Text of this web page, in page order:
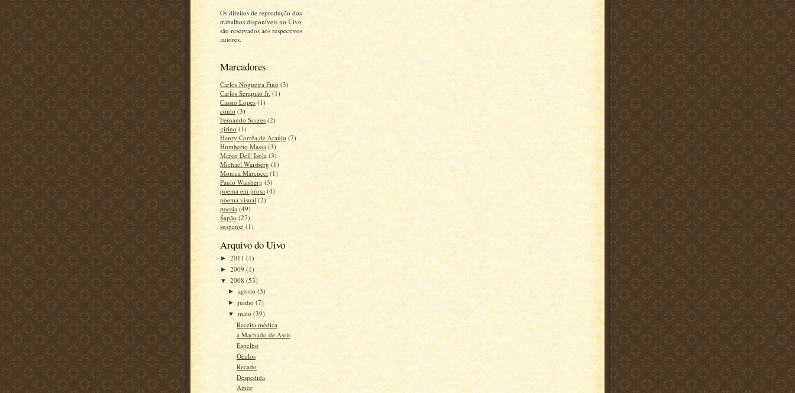
Os direitos de reprodução dos
trabalhos disponíveis no Uivo
são reservados aos respectivos
autores.
Marcadores
Carlos Nogueira Fino (3)
Carlos Serapião Jr. (1)
Cassio Lopes (1)
conto (3)
Fernando Soares (2)
girino (1)
Henry Corrêa de Araújo (7)
Humberto Massa (3)
Marco Dell' Isola (3)
Michael Waisberg (1)
Monica Marcucci (1)
Paulo Waisberg (3)
poema em prosa (4)
poema visual (2)
poesia (49)
Sapão (27)
suspense (1)
Arquivo do Uivo
► 2011 (1)
► 2009 (1)
▼ 2008 (53)
►agosto(3)
►junho(7)
▼maio(39)
Receita médica
a Machado de Assis
Espelho
Óculos
Recado
Despedida
Amor